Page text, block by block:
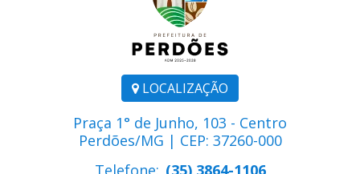
LOCALIZAÇÃO
Praça 1° de Junho, 103 - Centro
Perdões/MG | CEP: 37260-000
Telefone: (35) 3864-1106